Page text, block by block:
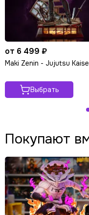
от 6 499 ₽
Maki Zenin - Jujutsu
Выбрать
Покупают